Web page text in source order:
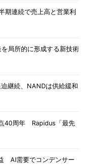
期連続で売上高と営業利
局所的に形成する新技術
継続、NANDは供給緩和
40周年 Rapidus「最先
AI需要でコンデンサー